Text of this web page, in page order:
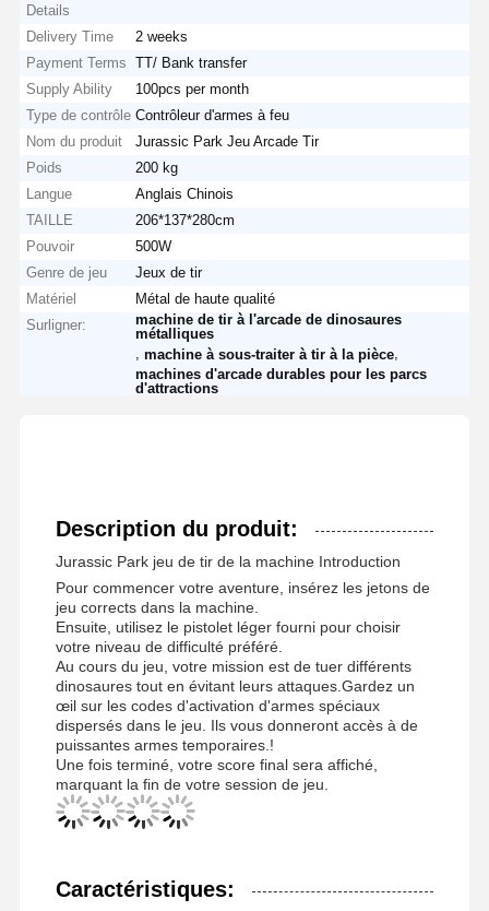
Details
Delivery Time
2 weeks
Payment Terms
TT/ Bank transfer
Supply Ability
100pcs per month
Type de contrôle Contrôleur d'armes à feu
Nom du produit
Jurassic Park Jeu Arcade Tir
Poids
200 kg
Langue
Anglais Chinois
TAILLE
206*137*280cm
Pouvoir
500W
Genre de jeu
Jeux de tir
Matériel
Métal de haute qualité
Surligner:
machine de tir à l'arcade de dinosaures
métalliques
,machine à sous-traiter à tir à la pièce
machines d'arcade durables pour les parcs
d'attractions
Description du produit:
Jurassic Park jeu de tir de la machine Introduction
Pour commencer votre aventure, insérez les jetons de
jeu corrects dans la machine.
Ensuite, utilisez le pistolet léger fourni pour choisir
votre niveau de difficulté préféré.
Au cours du jeu, votre mission est de tuer différents
dinosaures tout en évitant leurs attaques.Gardez un
œil sur les codes d'activation d'armes spéciaux
dispersés dans le jeu. Ils vous donneront accès à de
puissantes armes temporaires.!
Une fois terminé, votre score final sera affiché,
marquant la fin de votre session de jeu.
Caractéristiques: